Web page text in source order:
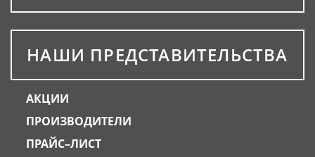
НАШИ ПРЕДСТАВИТЕЛЬСТВА
АКЦИИ
ПРОИЗВОДИТЕЛИ
ПРАЙС–ЛИСТ